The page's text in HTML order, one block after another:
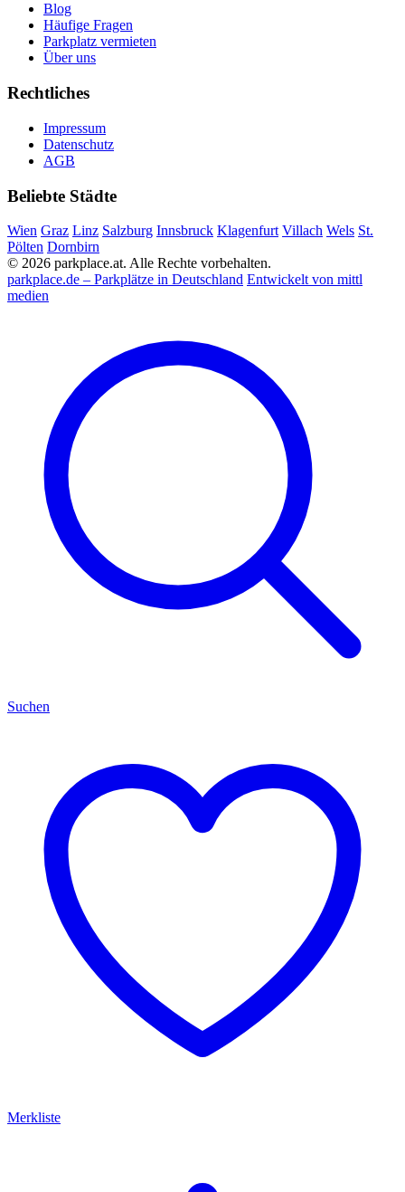
Blog
Häufige Fragen
Parkplatz vermieten
Über uns
Rechtliches
Impressum
Datenschutz
AGB
Beliebte Städte
Wien Graz Linz Salzburg Innsbruck Klagenfurt Villach Wels St.
Pölten Dornbirn
© 2026 parkplace.at. Alle Rechte vorbehalten.
parkplace.de – Parkplätze in Deutschland Entwickelt von mittl
medien
Suchen
Merkliste